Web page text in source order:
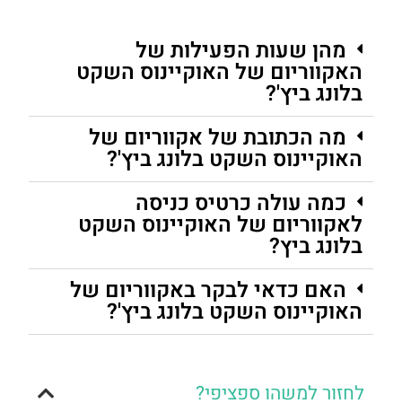
מהן שעות הפעילות של
האקווריום של האוקיינוס ​​השקט
בלונג ביץ'?
מה הכתובת של אקווריום של
האוקיינוס ​​השקט בלונג ביץ'?
כמה עולה כרטיס כניסה
לאקווריום של האוקיינוס ​​השקט
בלונג ביץ?
האם כדאי לבקר באקווריום של
האוקיינוס ​​השקט בלונג ביץ'?
לחזור למשהו ספציפי?